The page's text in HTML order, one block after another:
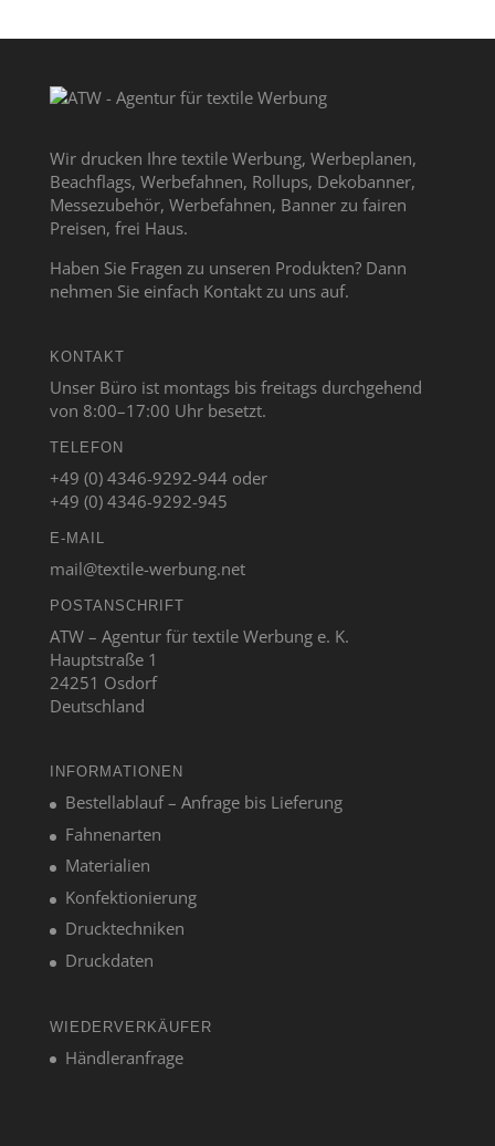
Wir drucken Ihre textile Werbung, Werbeplanen,
Beachflags, Werbefahnen, Rollups, Dekobanner,
Messezubehör, Werbefahnen, Banner zu fairen
Preisen, frei Haus.
Haben Sie Fragen zu unseren Produkten? Dann
nehmen Sie einfach Kontakt zu uns auf.
KONTAKT
Unser Büro ist montags bis freitags durchgehend
von 8:00–17:00 Uhr besetzt.
TELEFON
+49 (0) 4346-9292-944 oder
+49 (0) 4346-9292-945
E-MAIL
mail@textile-werbung.net
POSTANSCHRIFT
ATW – Agentur für textile Werbung e. K.
Hauptstraße 1
24251 Osdorf
Deutschland
INFORMATIONEN
Bestellablauf – Anfrage bis Lieferung
Fahnenarten
Materialien
Konfektionierung
Drucktechniken
Druckdaten
WIEDERVERKÄUFER
Händleranfrage